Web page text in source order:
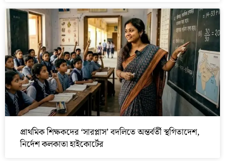
প্রাথমিক শিক্ষকদের ‘সারপ্লাস’ বদলিতে অন্তর্বর্তী স্থগিতাদেশ,
নির্দেশ কলকাতা হাইকোর্টের